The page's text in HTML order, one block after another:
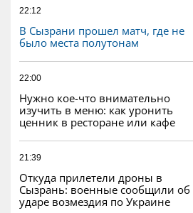
22:12
В Сызрани прошел матч, где не
было места полутонам
22:00
Нужно кое-что внимательно
изучить в меню: как уронить
ценник в ресторане или кафе
21:39
Откуда прилетели дроны в
Сызрань: военные сообщили об
ударе возмездия по Украине